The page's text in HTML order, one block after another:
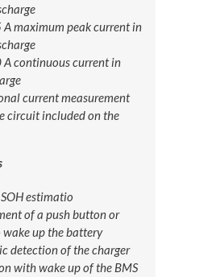
A maximum peak current in
A continuous current in
current measurement
circuit included on the
estimatio
of a push button or
up the battery
detection of the charger
with wake up of the BMS